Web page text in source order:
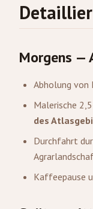
Morgens —
Abholung von
Malerische
des
Durchfahrt
Kaffeepause